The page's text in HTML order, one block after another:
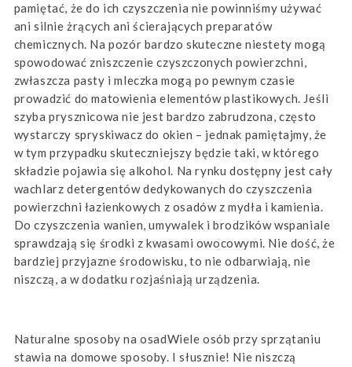
pamiętać, że do ich czyszczenia nie powinniśmy używać
ani silnie żrących ani ścierających preparatów
chemicznych. Na pozór bardzo skuteczne niestety mogą
spowodować zniszczenie czyszczonych powierzchni,
zwłaszcza pasty i mleczka mogą po pewnym czasie
prowadzić do matowienia elementów plastikowych. Jeśli
szyba prysznicowa nie jest bardzo zabrudzona, często
wystarczy spryskiwacz do okien – jednak pamiętajmy, że
w tym przypadku skuteczniejszy będzie taki, w którego
składzie pojawia się alkohol. Na rynku dostępny jest cały
wachlarz detergentów dedykowanych do czyszczenia
powierzchni łazienkowych z osadów z mydła i kamienia.
Do czyszczenia wanien, umywalek i brodzików wspaniale
sprawdzają się środki z kwasami owocowymi. Nie dość, że
bardziej przyjazne środowisku, to nie odbarwiają, nie
niszczą, a w dodatku rozjaśniają urządzenia.
Naturalne sposoby na osadWiele osób przy sprzątaniu
stawia na domowe sposoby. I słusznie! Nie niszczą